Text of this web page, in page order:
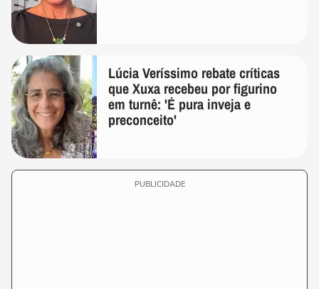
Lúcia Veríssimo rebate críticas
que Xuxa recebeu por figurino
em turnê: 'É pura inveja e
preconceito'
PUBLICIDADE